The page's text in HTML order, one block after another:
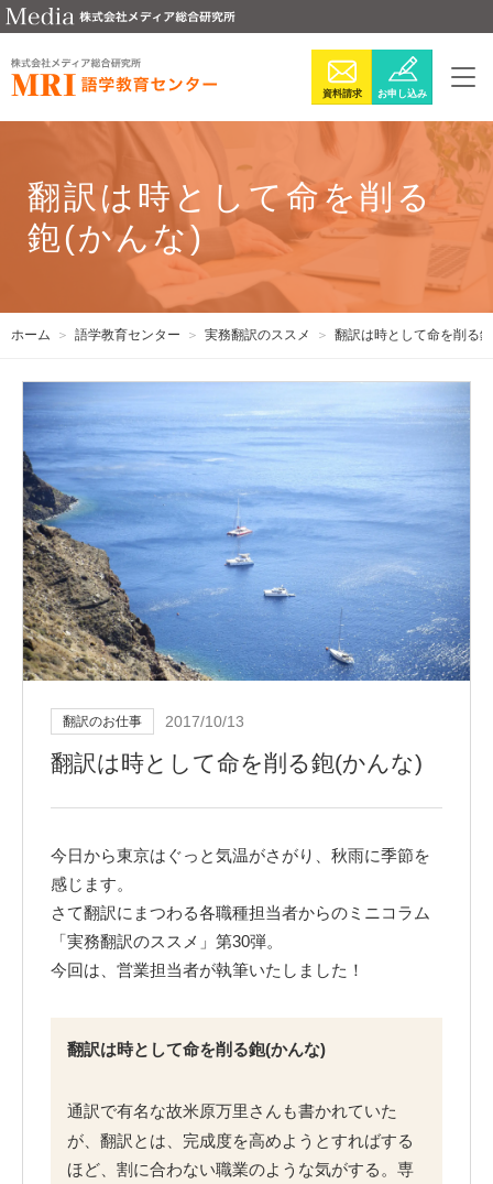
お申し込み
資料請求
翻訳は時として命を削る
鉋(かんな)
ホーム 語学教育センター 実務翻訳のススメ 翻訳は時として命を削る
翻訳のお仕事 2017/10/13
翻訳は時として命を削る鉋(かんな)
今日から東京はぐっと気温がさがり、秋雨に季節を
感じます。
さて翻訳にまつわる各職種担当者からのミニコラム
「実務翻訳のススメ」第30弾。
今回は、営業担当者が執筆いたしました！
翻訳は時として命を削る鉋(かんな)
通訳で有名な故米原万里さんも書かれていた
が、翻訳とは、完成度を高めようとすればする
ほど、割に合わない職業のような気がする。専